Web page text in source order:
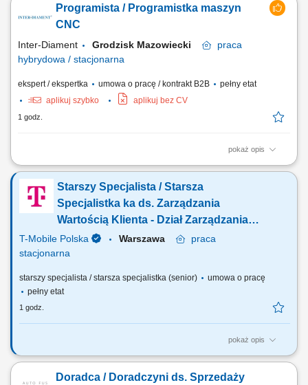
utrzymywanie współpracy ze środowiskiem medycznym,
reprezentowanie firmy; Prowadzenie prezentacji produktowych i
Programista / Programistka maszyn
CNC
Inter-Diament Grodzisk Mazowiecki
praca
hybrydowa / stacjonarna
ekspert / ekspertka umowa o pracę / kontrakt B2B
pełny etat
aplikuj szybko
aplikuj bez CV
1 godz.
pokaż opis
Twoje obowiązki: Pisanie i modyfikacja programów na tokarki CNC;
Tworzenie dokumentacji technicznej korpusów tarcz ściernych;
Uruchomianie generowanych programów i przekazywanie pracy do
operatorów; Optymalizacja istniejących procesów obróbczych pod
kątem zużycia narzędzi; Rozwiązywanie...
Starszy Specjalista / Starsza
Specjalistka ka ds. Zarządzania
Wartością Klienta - Dział Zarządzania
Wartością Klienta (CVM)
T-Mobile Polska Warszawa
praca
stacjonarna
starszy specjalista / starsza specjalistka (senior)
umowa o pracę
pełny etat
1 godz.
pokaż opis
Zadania, które na Ciebie czekają: Znajomość specyfiki produktów
Komunikatywna znajomość języka angielskiego i umiejętności
Doradca / Doradczyni ds. Sprzedaży